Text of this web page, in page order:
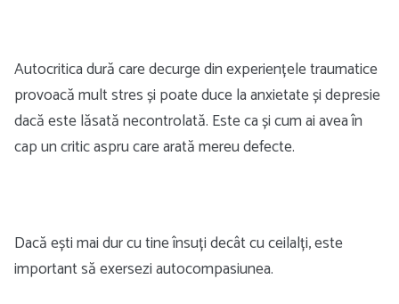
Autocritica dură care decurge din experiențele traumatice
provoacă mult stres și poate duce la anxietate și depresie
dacă este lăsată necontrolată. Este ca și cum ai avea în
cap un critic aspru care arată mereu defecte.
Dacă ești mai dur cu tine însuți decât cu ceilalți, este
important să exersezi autocompasiunea.